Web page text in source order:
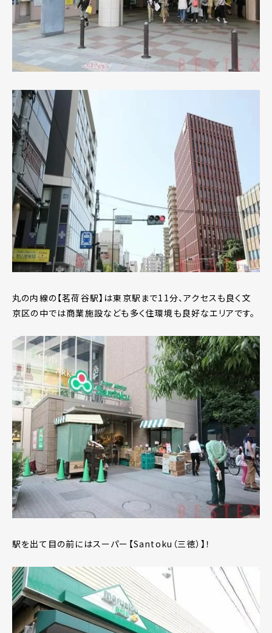
丸の内線の【茗荷谷駅】は東京駅まで11分、アクセスも良く文
京区の中では商業施設なども多く住環境も良好なエリアです。
駅を出て目の前にはスーパー【Santoku（三徳）】！